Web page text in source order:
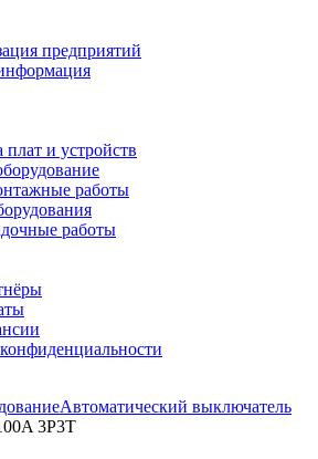
предприятий
плат и устройств
работы
работы
Автоматический выключатель
3P3T